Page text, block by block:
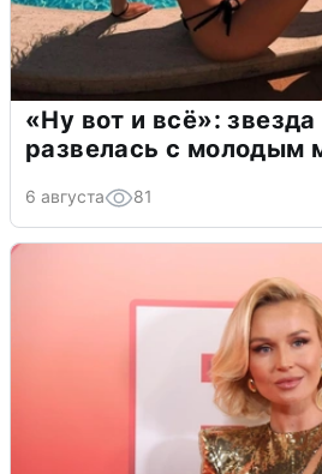
«Ну вот и всё»:
развелась с молодым
6 августа 81